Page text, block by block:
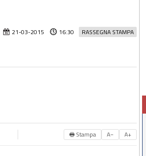
RASSEGNA STAMPA
21-03-2015 16:30
🖶 Stampa A− A+